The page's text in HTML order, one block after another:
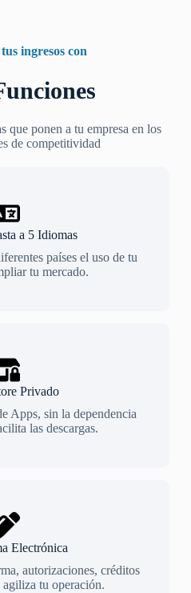
ingresos con
que ponen a tu empresa en los
de competitividad
a 5 Idiomas
países el uso de tu
tu mercado.
Privado
Apps, sin la dependencia
las descargas.
Electrónica
autorizaciones, créditos
tu operación.